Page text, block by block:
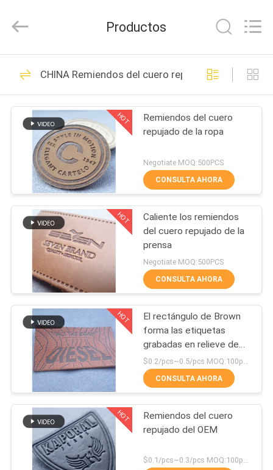
HOGAR
PRODUCTOS
SOBRE
NOSOTROS
VIAJE
FÁBRICA
CONTROL
CALIDAD
ÉNTRENOS
EN
CONTACTO
CON
Garment
Accessories
Rights
La ropa marca
etiquetas con
etiqueta
38
Etiquetas de la ropa
de la impresión de
la pantalla
37
Etiquetas de goma
de la ropa
100
Productos
CHINA Remiendos del cuero repujado
HOT
Remiendos del cuero
repujado de la ropa
Negotiate MOQ:500PCS
CONSULTA AHORA
HOT
Caliente los remiendos
del cuero repujado de la
prensa
Negotiate MOQ:500PCS
CONSULTA AHORA
HOT
El rectángulo de Brown
forma las etiquetas
grabadas en relieve de
encargo 3D
CONSULTA AHORA
HOT
Remiendos del cuero
repujado del OEM
$0.1/pcs~0.3/pcs MOQ:100pcs